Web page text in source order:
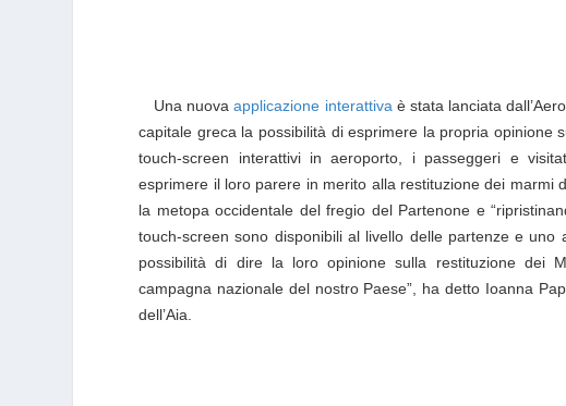
Una nuovaapplicazione interattiva è stata lanciata
capitale greca la possibilità di esprimere la propria opinione
touch-screen interattivi in aeroporto, i passeggeri e
esprimere il loro parere in merito alla restituzione dei marmi
la metopa occidentale del fregio del Partenone e
touch-screen sono disponibili al livello delle partenze e
possibilità di dire la loro opinione sulla restituzione dei
campagna nazionale del nostro Paese”, ha detto Ioanna
dell’Aia.